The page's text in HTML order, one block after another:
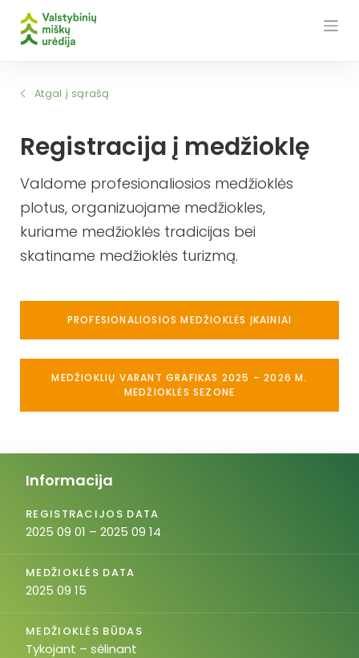
Atgal į sąrašą
Registracija į medžioklę
Valdome profesionaliosios medžioklės
plotus, organizuojame medžiokles,
kuriame medžioklės tradicijas bei
skatiname medžioklės turizmą.
PROFESIONALIOSIOS MEDŽIOKLĖS ĮKAINIAI
MEDŽIOKLIŲ VARANT GRAFIKAS 2025 – 2026 M.
MEDŽIOKLĖS SEZONE
Informacija
REGISTRACIJOS DATA
2025 09 01 – 2025 09 14
MEDŽIOKLĖS DATA
2025 09 15
MEDŽIOKLĖS BŪDAS
Tykojant – sėlinant